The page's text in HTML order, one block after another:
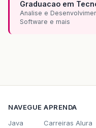
Graduacao em
Analise e
Software e mais
NAVEGUE
Java
APRENDA
Carreiras Alura